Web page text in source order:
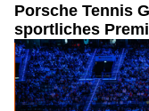
Porsche Tennis
sportliches